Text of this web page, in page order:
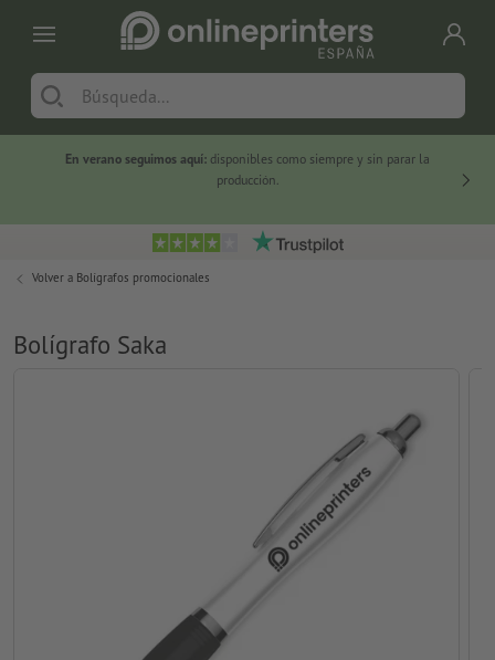
En verano seguimos aquí: disponibles como siempre y sin parar la
producción.
Volver a Bolígrafos promocionales
Bolígrafo Saka